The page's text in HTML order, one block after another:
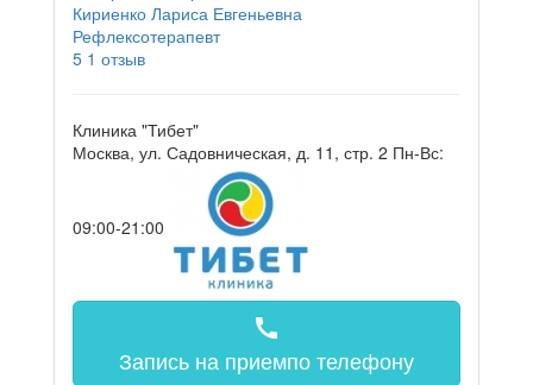
Кириенко Лариса Евгеньевна
Рефлексотерапевт
5 1 отзыв
Клиника "Тибет"
Москва, ул. Садовническая, д. 11, стр. 2 Пн-Вс:
09:00-21:00
call
Запись на приемпо телефону